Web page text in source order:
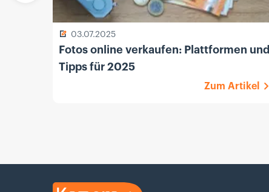
03.07.2025
Fotos online verkaufen: Plattformen und
Tipps für 2025
Zum Artikel
Kamera.de